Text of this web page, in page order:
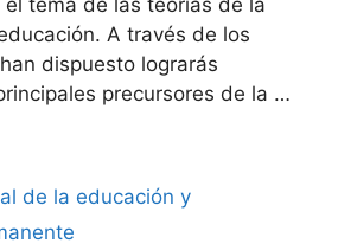
el tema de las teorías de la
A través de los
dispuesto lograrás
precursores de la …
de la educación y